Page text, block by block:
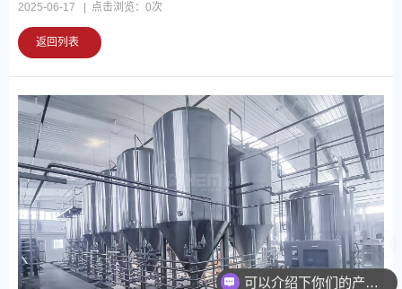
2025-06-17 | 点击浏览： 0次
返回列表